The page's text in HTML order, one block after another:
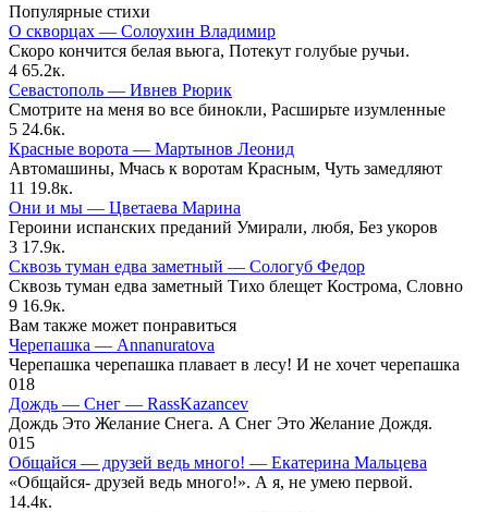
Популярные стихи
О скворцах — Солоухин Владимир
Скоро кончится белая вьюга, Потекут голубые ручьи.
4 65.2к.
Севастополь — Ивнев Рюрик
Смотрите на меня во все бинокли, Расширьте изумленные
5 24.6к.
Красные ворота — Мартынов Леонид
Автомашины, Мчась к воротам Красным, Чуть замедляют
11 19.8к.
Они и мы — Цветаева Марина
Героини испанских преданий Умирали, любя, Без укоров
3 17.9к.
Сквозь туман едва заметный — Сологуб Федор
Сквозь туман едва заметный Тихо блещет Кострома, Словно
9 16.9к.
Вам также может понравиться
Черепашка — Annanuratova
Черепашка черепашка плавает в лесу! И не хочет черепашка
018
Дождь — Снег — RassKazancev
Дождь Это Желание Снега. А Снег Это Желание Дождя.
015
Общайся — друзей ведь много! — Екатерина Мальцева
«Общайся- друзей ведь много!». А я, не умею первой.
14.4к.